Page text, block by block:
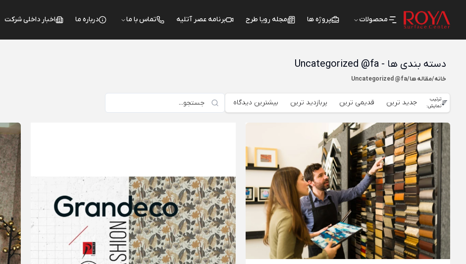
محصولات پروژه ها مجله رویا طرح برنامه عصر آتلیه تماس با ما درباره ما اخبار داخلی شرکت
دسته بندی ها - Uncategorized @fa
خانه/مقاله ها/
Uncategorized @fa
ترتیب
نمایش:
جدید ترین قدیمی ترین پربازدید ترین بیشترین دیدگاه